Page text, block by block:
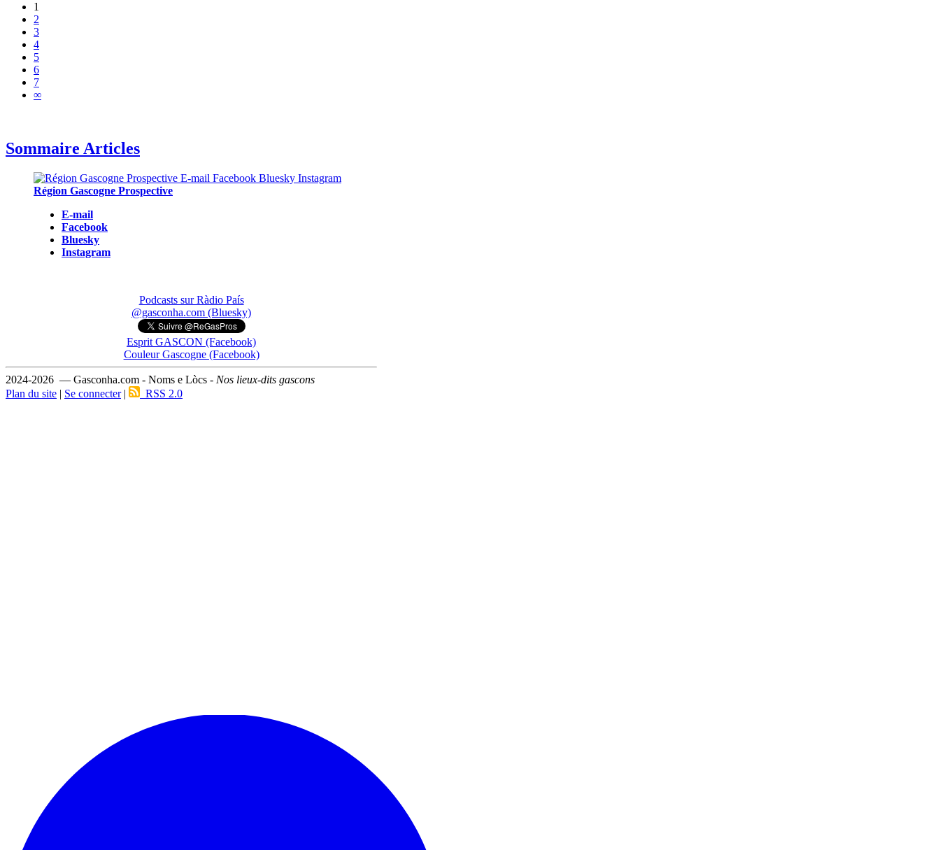
1
2
3
4
5
6
7
∞
Sommaire Articles
Région Gascogne Prospective
E-mail
Facebook
Bluesky
Instagram
Podcasts sur Ràdio País
@gasconha.com (Bluesky)
Esprit GASCON (Facebook)
Couleur Gascogne (Facebook)
2024-2026 — Gasconha.com - Noms e Lòcs - Nos lieux-dits gascons
Plan du site | Se connecter| RSS 2.0